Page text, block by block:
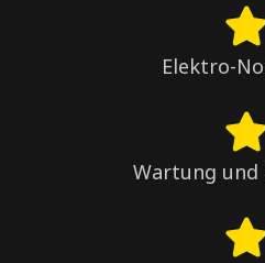
Elektro-
Wartung und